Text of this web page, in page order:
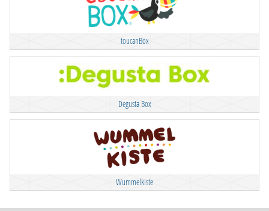
toucanBox
Degusta Box
Wummelkiste